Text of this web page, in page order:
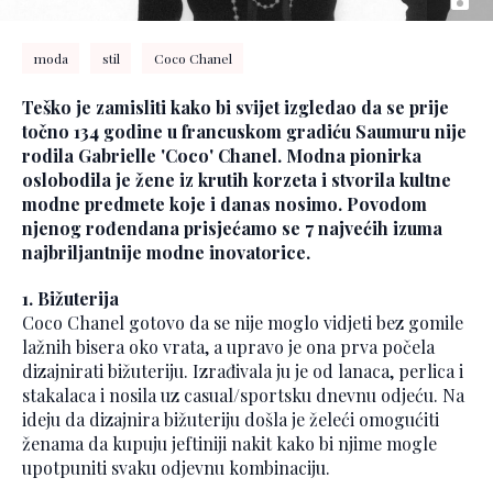
moda stil Coco Chanel
Teško je zamisliti kako bi svijet izgledao da se prije
točno 134 godine u francuskom gradiću Saumuru nije
rodila Gabrielle 'Coco' Chanel. Modna pionirka
oslobodila je žene iz krutih korzeta i stvorila kultne
modne predmete koje i danas nosimo. Povodom
njenog rođendana prisjećamo se 7 najvećih izuma
najbriljantnije modne inovatorice.
1. Bižuterija
Coco Chanel gotovo da se nije moglo vidjeti bez gomile
lažnih bisera oko vrata, a upravo je ona prva počela
dizajnirati bižuteriju. Izrađivala ju je od lanaca, perlica i
stakalaca i nosila uz casual/sportsku dnevnu odjeću. Na
ideju da dizajnira bižuteriju došla je želeći omogućiti
ženama da kupuju jeftiniji nakit kako bi njime mogle
upotpuniti svaku odjevnu kombinaciju.